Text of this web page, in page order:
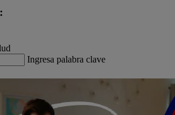
Ingresa palabra clave